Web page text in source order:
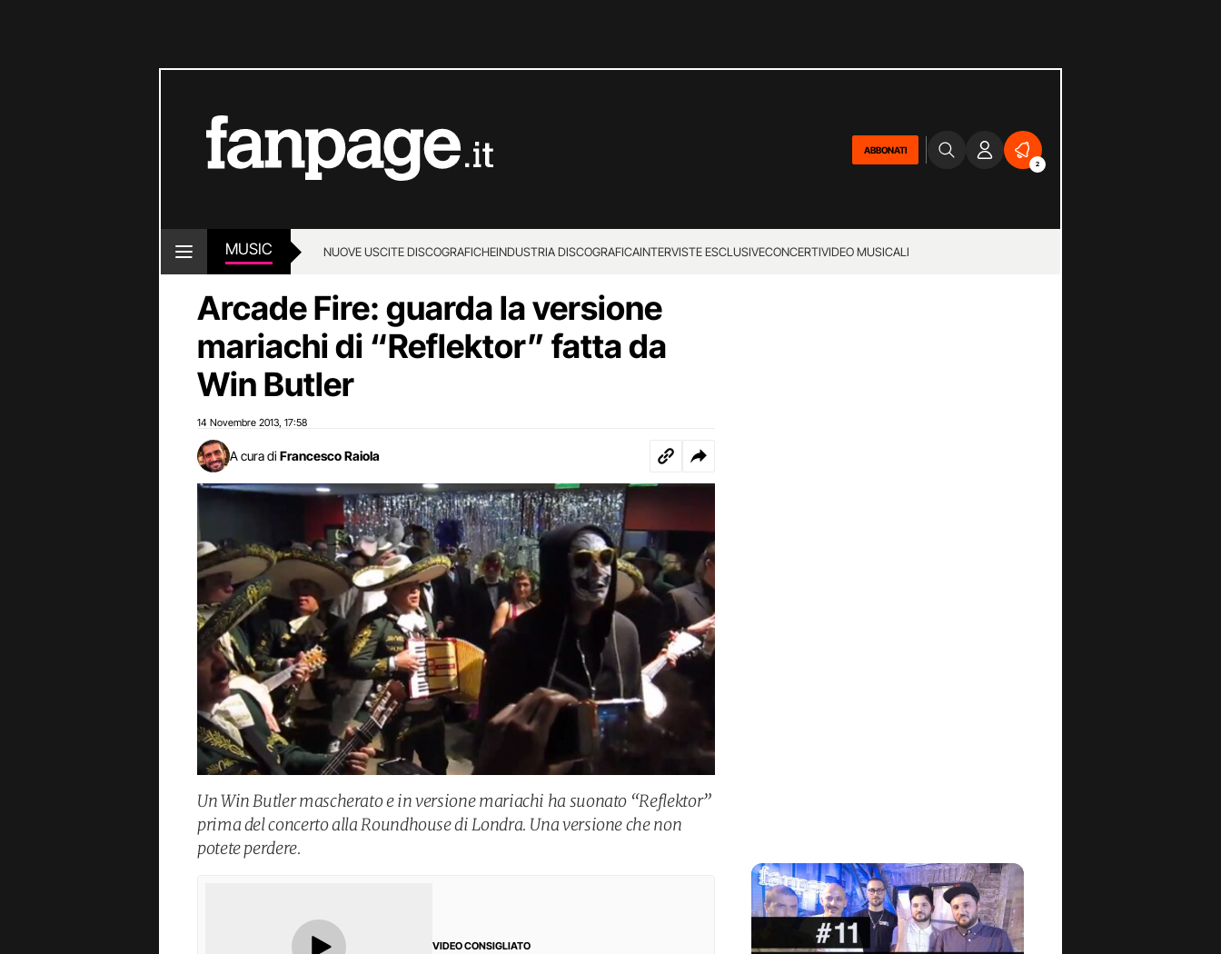
ABBONATI
2
MUSIC NUOVE USCITE DISCOGRAFICHEINDUSTRIA DISCOGRAFICAINTERVISTE ESCLUSIVECONCERTIVIDEO MUSICALI
Arcade Fire: guarda la versione
mariachi di “Reflektor” fatta da
Win Butler
14 Novembre 2013 17:58
A cura di Francesco Raiola
Un Win Butler mascherato e in versione mariachi ha suonato “Reflektor”
prima del concerto alla Roundhouse di Londra. Una versione che non
potete perdere.
VIDEO CONSIGLIATO